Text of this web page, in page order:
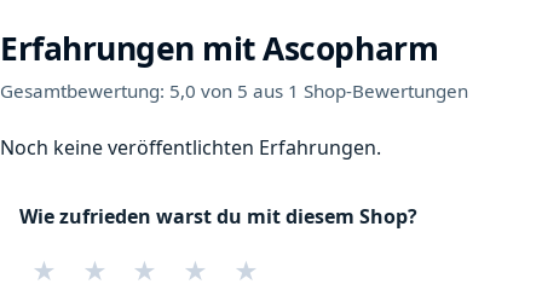
Erfahrungen mit Ascopharm
Gesamtbewertung: 5,0 von 5 aus 1 Shop-Bewertungen
Noch keine veröffentlichten Erfahrungen.
Wie zufrieden warst du mit diesem Shop?
★ ★ ★ ★ ★